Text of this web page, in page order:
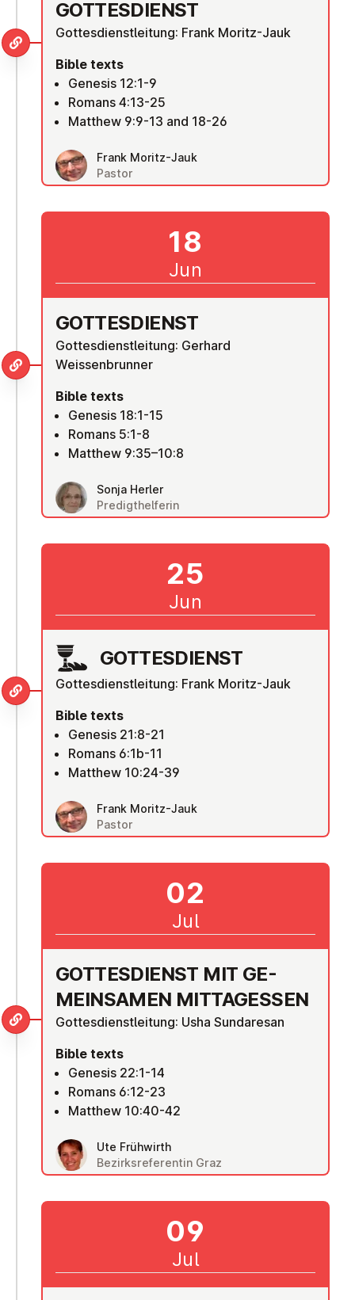
GOTTES­DI­ENST
Gottesdienstleitung: Frank Moritz-Jauk
Bible texts
Genesis 12:1-9
Romans 4:13-25
Matthew 9:9-13 and 18-26
Frank Moritz-Jauk
Pastor
GOTTES­DI­ENST
Gottesdienstleitung: Gerhard
Weissenbrunner
Bible texts
Genesis 18:1-15
Romans 5:1-8
Matthew 9:35–10:8
Sonja Herler
Predigthelferin
18
Jun
GOTTES­DI­ENST
Gottesdienstleitung: Frank Moritz-Jauk
Bible texts
Genesis 21:8-21
Romans 6:1b-11
Matthew 10:24-39
Frank Moritz-Jauk
Pastor
25
Jun
GOTTES­DI­ENST MIT GE­
MEIN­SAMEN MIT­TA­GESSEN
Gottesdienstleitung: Usha Sundaresan
Bible texts
Genesis 22:1-14
Romans 6:12-23
Matthew 10:40-42
Ute Frühwirth
Bezirksreferentin Graz
02
Jul
09
Jul